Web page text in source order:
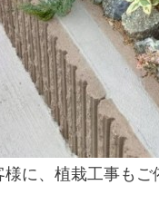
に、植栽工事もご